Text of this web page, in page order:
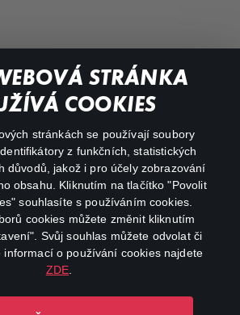
STRÁNKA
COOKIES
stránkách se používají soubory
z funkčních, statistických
důvodů, jakož i pro účely zobrazování
obsahu. Kliknutím na tlačítko "Povolit
souhlasíte s používáním cookies.
cookies můžete změnit kliknutím
Svůj souhlas můžete odvolat či
informací o používání cookies najdete
ZDE